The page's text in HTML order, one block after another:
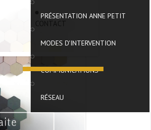
PRÉSENTATION ANNE PETIT
MODES D'INTERVENTION
COMMUNICATIONS
RÉSEAU
CONTACT